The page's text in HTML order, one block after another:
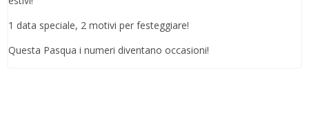
1 data speciale, 2 motivi per festeggiare!
Questa Pasqua i numeri diventano occasioni!